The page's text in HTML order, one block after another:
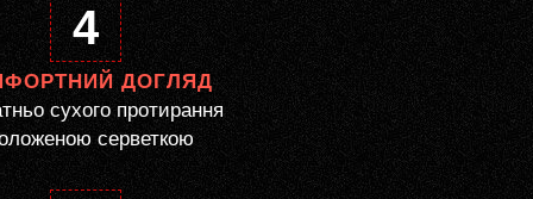
4
ДОГЛЯД
сухого протирання
серветкою